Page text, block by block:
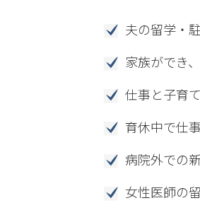
夫の留学・
家族ができ
仕事と子育
育休中で仕
病院外での
女性医師の